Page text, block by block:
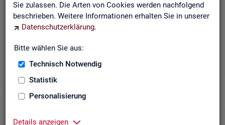
Sie zulassen. Die Arten von Cookies werden nachfolgend
beschrieben. Weitere Informationen erhalten Sie in unserer
Datenschutzerklärung.
Bitte wählen Sie aus:
Technisch Notwendig
Statistik
Personalisierung
Details anzeigen
Ge­set­ze und Ver­ord­nun­gen
Die Gesetze und Verordnungen, die der Arbeit der
Statistik der BA zugrunde liegen, finden Sie hier.